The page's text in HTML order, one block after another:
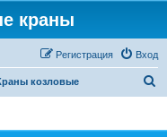
краны
Вход
Регистрация
козловые